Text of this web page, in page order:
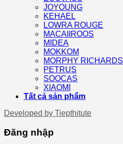
JOYOUNG
KEHAEL
LOWRA ROUGE
MACAIIROOS
MIDEA
MOKKOM
MORPHY RICHARDS
PETRUS
SOOCAS
XIAOMI
Tất cả sản phẩm
Developed by Tiepthitute
Đăng nhập